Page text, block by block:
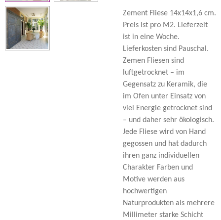
Zement Fliese 14x14x1,6 cm.
Preis ist pro M2. Lieferzeit
ist in eine Woche.
Lieferkosten sind Pauschal.
Zemen Fliesen sind
luftgetrocknet – im
Gegensatz zu Keramik, die
im Ofen unter Einsatz von
viel Energie getrocknet sind
– und daher sehr ökologisch.
Jede Fliese wird von Hand
gegossen und hat dadurch
ihren ganz individuellen
Charakter Farben und
Motive werden aus
hochwertigen
Naturprodukten als mehrere
Millimeter starke Schicht